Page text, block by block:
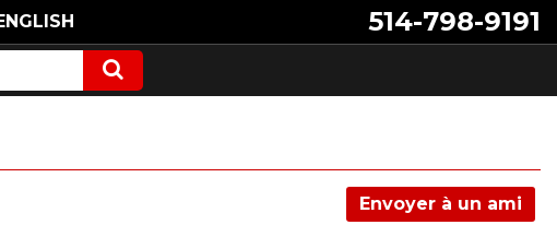
514-798-9191
Envoyer à un ami